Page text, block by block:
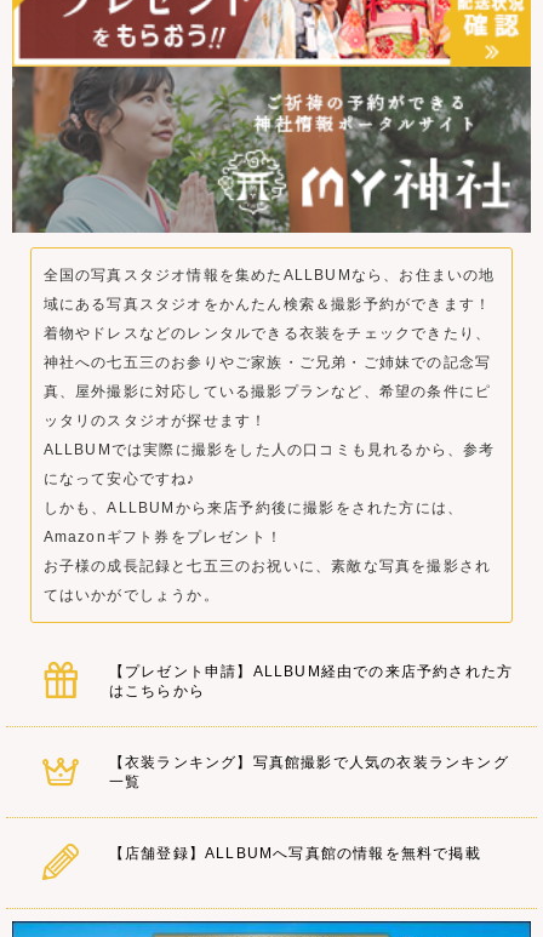
全国の写真スタジオ情報を集めたALLBUMなら、お住まいの地
域にある写真スタジオをかんたん検索＆撮影予約ができます！
着物やドレスなどのレンタルできる衣装をチェックできたり、
神社への七五三のお参りやご家族・ご兄弟・ご姉妹での記念写
真、屋外撮影に対応している撮影プランなど、希望の条件にピ
ッタリのスタジオが探せます！
ALLBUMでは実際に撮影をした人の口コミも見れるから、参考
になって安心ですね♪
しかも、ALLBUMから来店予約後に撮影をされた方には、
Amazonギフト券をプレゼント！
お子様の成長記録と七五三のお祝いに、素敵な写真を撮影され
てはいかがでしょうか。
【プレゼント申請】ALLBUM経由での来店予約された方
はこちらから
【衣装ランキング】写真館撮影で人気の衣装ランキング
一覧
【店舗登録】ALLBUMへ写真館の情報を無料で掲載